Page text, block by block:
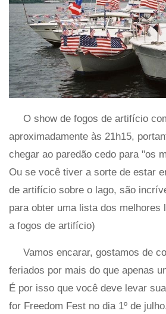
O show de fogos de artifício
aproximadamente às 21h15,
chegar ao paredão cedo para "os
Ou se você tiver a sorte de estar
de artifício sobre o lago, são
para obter uma lista dos melhores
a fogos de artifício)
Vamos encarar, gostamos de
feriados por mais do que apenas
É por isso que você deve levar
for Freedom Fest no dia 1º de